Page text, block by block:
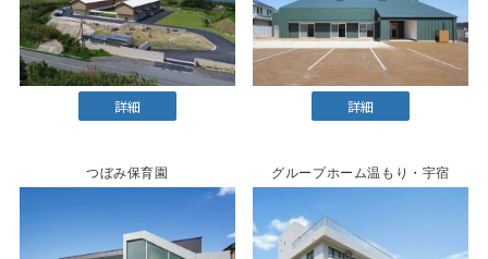
詳細 詳細
つぼみ保育園 グループホーム温もり・宇宿